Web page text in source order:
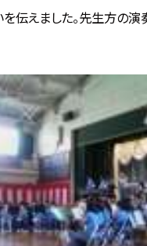
伝えました。先生方の演